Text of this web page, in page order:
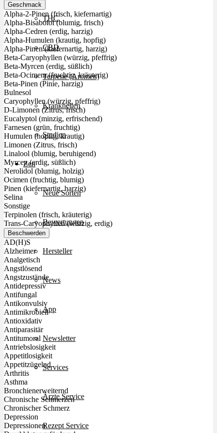
THC
CBD
Terpene (Aromen)
Krankheiten
Studien
Zen
Neue Sorten
Bewertungen
Hersteller
News
App
Newsletter
Services
Ärzte Service
Rezept Service
Geschmack
Alpha-2-Pinen (frisch, kiefernartig)
Alpha-Bisabolol (blumig, frisch)
Alpha-Cedren (erdig, harzig)
Alpha-Humulen (krautig, hopfig)
Alpha-Pinen (kiefernartig, harzig)
Beta-Caryophyllen (würzig, pfeffrig)
Beta-Myrcen (erdig, süßlich)
Beta-Ocimem (fruchtig, kräuterig)
Beta-Pinen (Pinie, harzig)
Bulnesol
Caryophyllen (würzig, pfeffrig)
D-Limonen (Zitrus, frisch)
Eucalyptol (minzig, erfrischend)
Farnesen (grün, fruchtig)
Humulen (hopfig, krautig)
Limonen (Zitrus, frisch)
Linalool (blumig, beruhigend)
Myrcen (erdig, süßlich)
Nerolidol (blumig, holzig)
Ocimen (fruchtig, blumig)
Pinen (kiefernartig, harzig)
Selina
Sonstige
Terpinolen (frisch, kräuterig)
Trans-Caryophyllen (würzig, erdig)
Beschwerden
AD(H)S
Alzheimer
Analgetisch
Angstlösend
Angstzustände
Antidepressiv
Antifungal
Antikonvulsiv
Antimikrobiell
Antioxidativ
Antiparasitär
Antitumoral
Antriebslosigkeit
Appetitlosigkeit
Appetitzügelnd
Arthritis
Asthma
Bronchienerweiternd
Chronische Schmerzen
Chronischer Schmerz
Depression
Depressionen